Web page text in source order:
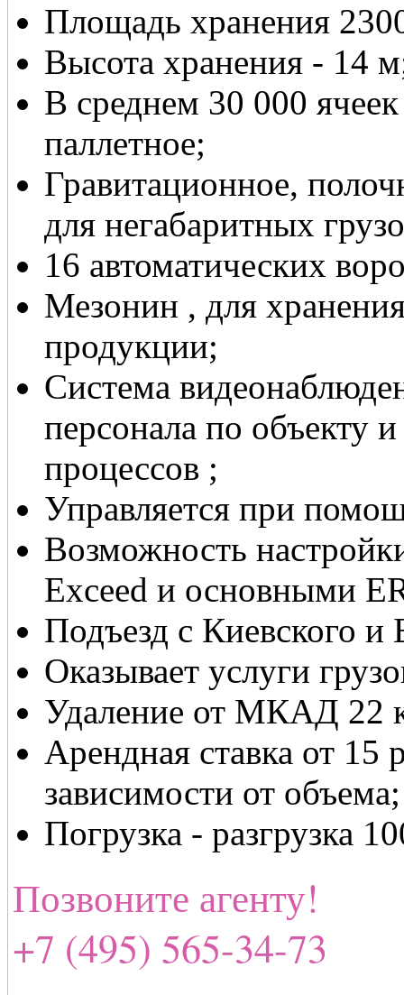
Площадь хранения
Высота хранения - 14
В среднем 30 000
паллетное;
Гравитационное,
для негабаритных
16 автоматических
Мезонин , для
продукции;
Система
персонала по объекту
процессов ;
Управляется при
Возможность
Exceed и основными
Подъезд с Киевского и
Оказывает услуги
Удаление от МКАД 22
Арендная ставка от
зависимости от объема;
Погрузка - разгрузка
Позвоните агенту!
+7 (495) 565-34-73